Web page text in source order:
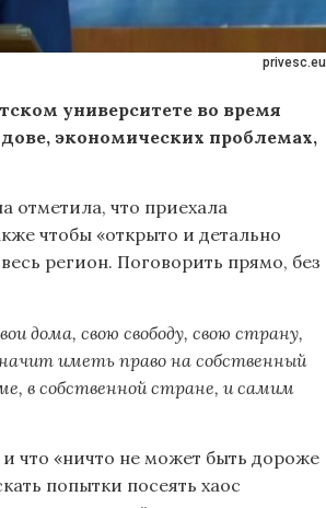
privesc.eu
университете во время
экономических проблемах,
отметила, что приехала
чтобы «открыто и детально
регион. Поговорить прямо, без
дома, свою свободу, свою страну,
иметь право на собственный
в собственной стране, и самим
что «ничто не может быть дороже
попытки посеять хаос